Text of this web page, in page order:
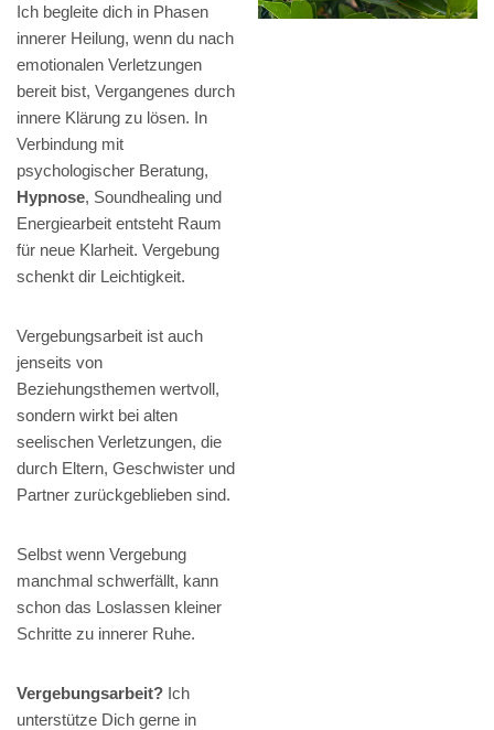
Ich begleite dich in Phasen
innerer Heilung, wenn du nach
emotionalen Verletzungen
bereit bist, Vergangenes durch
innere Klärung zu lösen. In
Verbindung mit
psychologischer Beratung,
Hypnose, Soundhealing und
Energiearbeit entsteht Raum
für neue Klarheit. Vergebung
schenkt dir Leichtigkeit.
Vergebungsarbeit ist auch
jenseits von
Beziehungsthemen wertvoll,
sondern wirkt bei alten
seelischen Verletzungen, die
durch Eltern, Geschwister und
Partner zurückgeblieben sind.
Selbst wenn Vergebung
manchmal schwerfällt, kann
schon das Loslassen kleiner
Schritte zu innerer Ruhe.
Vergebungsarbeit? Ich
unterstütze Dich gerne in